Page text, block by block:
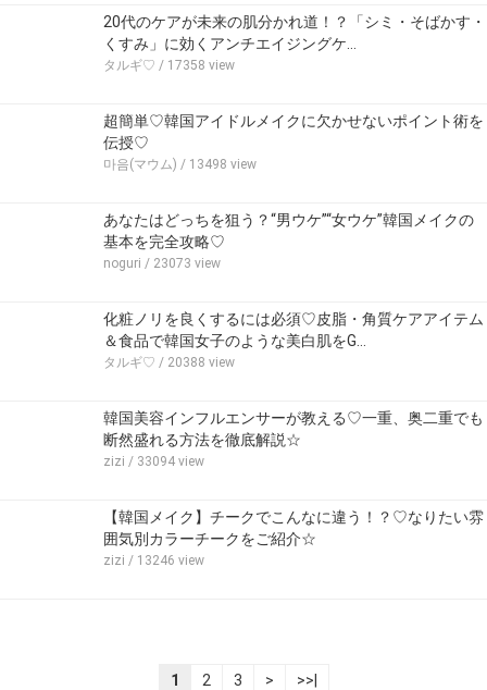
20代のケアが未来の肌分かれ道！？「シミ・そばかす・
くすみ」に効くアンチエイジングケ…
タルギ♡ / 17358 view
超簡単♡韓国アイドルメイクに欠かせないポイント術を
伝授♡
마음(マウム) / 13498 view
あなたはどっちを狙う？“男ウケ”“女ウケ”韓国メイクの
基本を完全攻略♡
noguri / 23073 view
化粧ノリを良くするには必須♡皮脂・角質ケアアイテム
＆食品で韓国女子のような美白肌をG…
タルギ♡ / 20388 view
韓国美容インフルエンサーが教える♡一重、奥二重でも
断然盛れる方法を徹底解説☆
zizi / 33094 view
【韓国メイク】チークでこんなに違う！？♡なりたい雰
囲気別カラーチークをご紹介☆
zizi / 13246 view
1 2 3 > >>|